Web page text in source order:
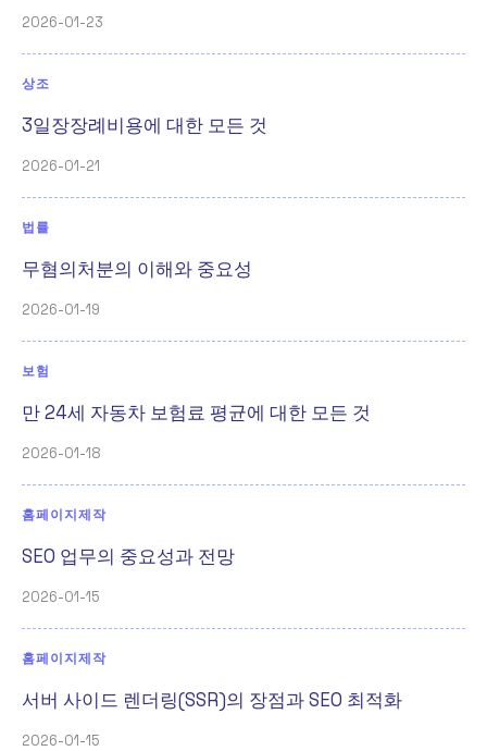
2026-01-23
상조
3일장장례비용에 대한 모든 것
2026-01-21
법률
무혐의처분의 이해와 중요성
2026-01-19
보험
만 24세 자동차 보험료 평균에 대한 모든 것
2026-01-18
홈페이지제작
SEO 업무의 중요성과 전망
2026-01-15
홈페이지제작
서버 사이드 렌더링(SSR)의 장점과 SEO 최적화
2026-01-15